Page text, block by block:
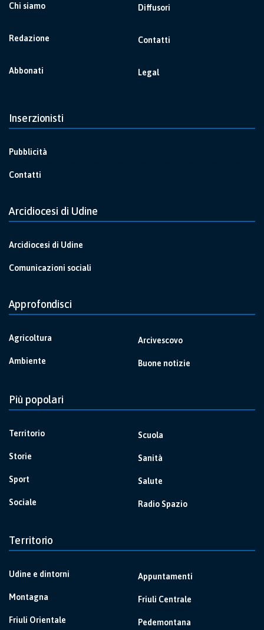
Chi siamo
Redazione
Abbonati
Diffusori
Contatti
Legal
Inserzionisti
Pubblicità
Contatti
Arcidiocesi di Udine
Arcidiocesi di Udine
Comunicazioni sociali
Approfondisci
Agricoltura
Ambiente
Arcivescovo
Buone notizie
Più popolari
Territorio
Storie
Sport
Sociale
Scuola
Sanità
Salute
Radio Spazio
Territorio
Udine e dintorni
Montagna
Friuli Orientale
Appuntamenti
Friuli Centrale
Pedemontana